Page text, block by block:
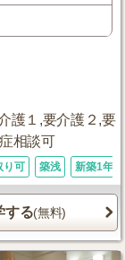
護１,要介護２,要
相談可
り可 築浅 新築1年
する(無料)